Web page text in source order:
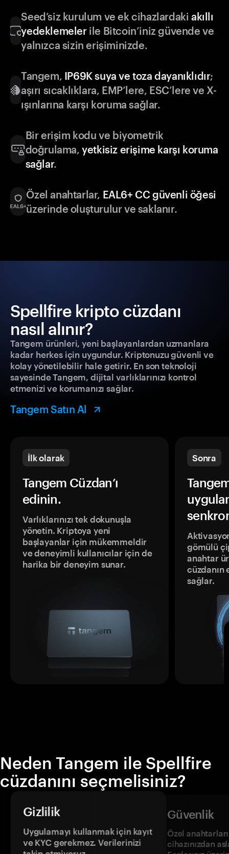
Seed’siz kurulum ve ek cihazlardakiakıllı
yedeklemelerile Bitcoin’iniz güvende ve
yalnızca sizin erişiminizde.
Tangem, IP69K suya ve toza dayanıklıdır;
aşırı sıcaklıklara, EMP’lere, ESC’lere ve X-
ışınlarına karşı koruma sağlar.
Bir erişim kodu ve biyometrik
doğrulama,yetkisiz erişime karşı koruma
sağlar.
Özel anahtarlar, EAL6+ CC güvenli öğesi
üzerinde oluşturulur ve saklanır.
Spellfire kripto cüzdanı
nasıl alınır?
Tangem ürünleri, yeni başlayanlardan uzmanlara
kadar herkes için uygundur. Kriptonuzu güvenli ve
kolay yönetilebilir hale getirir. En son teknoloji
sayesinde Tangem, dijital varlıklarınızı kontrol
etmenizi ve korumanızı sağlar.
Tangem Satın Al
İlk olarak
Tangem Cüzdan’ı
edinin.
Varlıklarınızı tek dokunuşla
yönetin. Kriptoya yeni
başlayanlar için mükemmeldir
ve deneyimli kullanıcılar için de
harika bir deneyim sunar.
Sonra
gömülü
anahtar
sağlar.
Neden Tangem ile Spellfire
cüzdanını seçmelisiniz?
Gizlilik
Uygulamayı kullanmak için kayıt
ve KYC gerekmez. Verilerinizi
Güvenlik
Özel
cihazınızdan